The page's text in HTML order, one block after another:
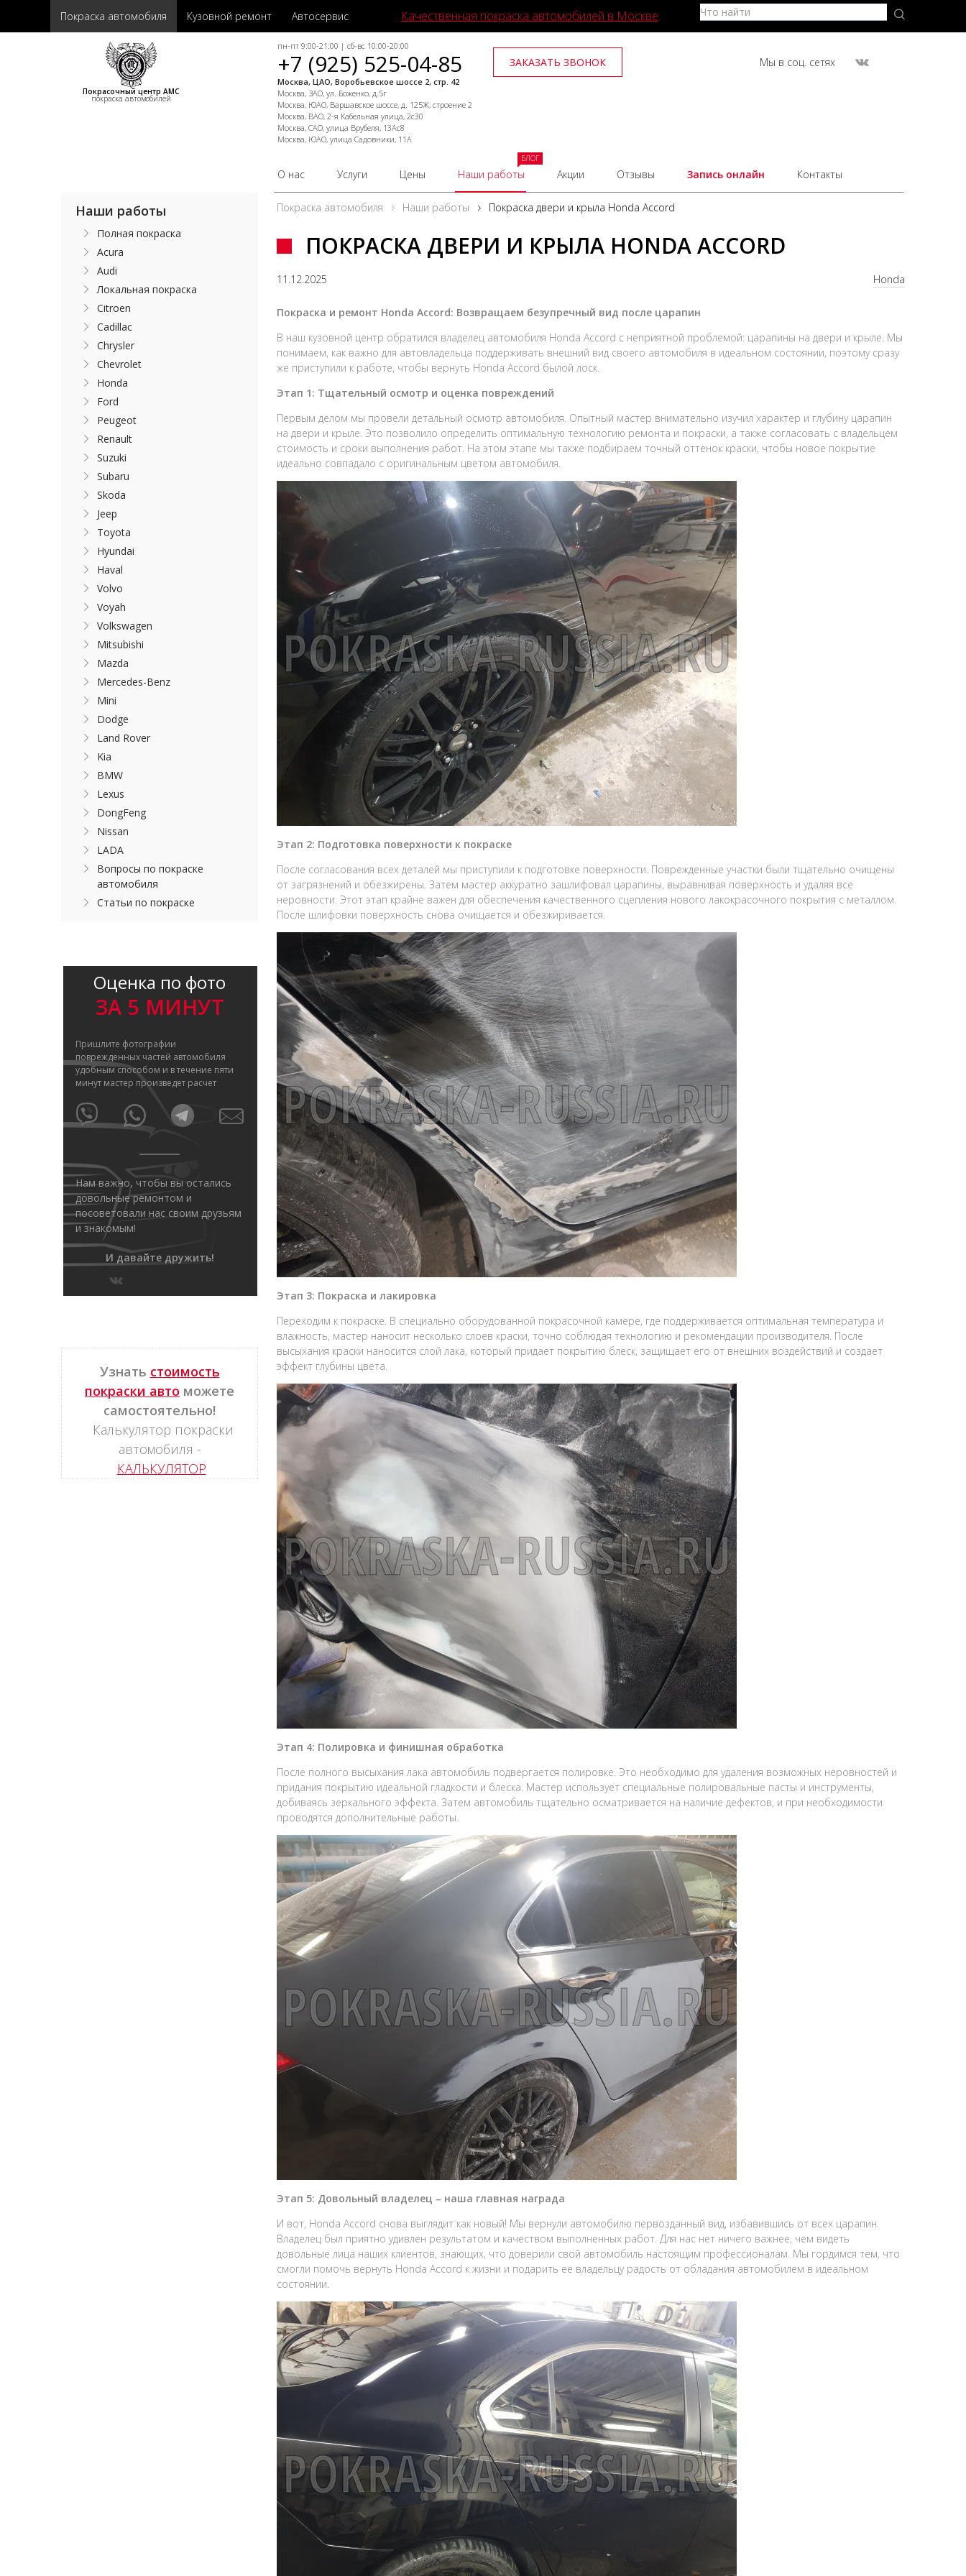
Покраска автомобиля Кузовной ремонт Автосервис Качественная покраска автомобилей в Москве
Покрасочный центр АМС
покраска автомобилей
пн-пт 9:00-21:00 | сб-вс 10:00-20:00
+7 (925) 525-04-85
Москва, ЦАО, Воробьевское шоссе 2, стр. 42
Москва, ЗАО, ул. Боженко, д.5г
Москва, ЮАО, Варшавское шоссе, д. 125Ж, строение 2
Москва, ВАО, 2-я Кабельная улица, 2с30
Москва, САО, улица Врубеля, 13Ас8
Москва, ЮАО, улица Садовники, 11А
ЗАКАЗАТЬ ЗВОНОК Мы в соц. сетях
О нас Услуги Цены Наши работы
БЛОГ
Акции Отзывы Запись онлайн Контакты
Покраска автомобиля Наши работы Покраска двери и крыла Honda Accord
ПОКРАСКА ДВЕРИ И КРЫЛА HONDA ACCORD
11.12.2025 Honda
Покраска и ремонт Honda Accord: Возвращаем безупречный вид после царапин
В наш кузовной центр обратился владелец автомобиля Honda Accord с неприятной проблемой: царапины на двери и крыле. Мы
понимаем, как важно для автовладельца поддерживать внешний вид своего автомобиля в идеальном состоянии, поэтому сразу
же приступили к работе, чтобы вернуть Honda Accord былой лоск.
Этап 1: Тщательный осмотр и оценка повреждений
Первым делом мы провели детальный осмотр автомобиля. Опытный мастер внимательно изучил характер и глубину царапин
на двери и крыле. Это позволило определить оптимальную технологию ремонта и покраски, а также согласовать с владельцем
стоимость и сроки выполнения работ. На этом этапе мы также подбираем точный оттенок краски, чтобы новое покрытие
идеально совпадало с оригинальным цветом автомобиля.
Этап 2: Подготовка поверхности к покраске
После согласования всех деталей мы приступили к подготовке поверхности. Поврежденные участки были тщательно очищены
от загрязнений и обезжирены. Затем мастер аккуратно зашлифовал царапины, выравнивая поверхность и удаляя все
неровности. Этот этап крайне важен для обеспечения качественного сцепления нового лакокрасочного покрытия с металлом.
После шлифовки поверхность снова очищается и обезжиривается.
Этап 3: Покраска и лакировка
Переходим к покраске. В специально оборудованной покрасочной камере, где поддерживается оптимальная температура и
влажность, мастер наносит несколько слоев краски, точно соблюдая технологию и рекомендации производителя. После
высыхания краски наносится слой лака, который придает покрытию блеск, защищает его от внешних воздействий и создает
эффект глубины цвета.
Этап 4: Полировка и финишная обработка
После полного высыхания лака автомобиль подвергается полировке. Это необходимо для удаления возможных неровностей и
придания покрытию идеальной гладкости и блеска. Мастер использует специальные полировальные пасты и инструменты,
добиваясь зеркального эффекта. Затем автомобиль тщательно осматривается на наличие дефектов, и при необходимости
проводятся дополнительные работы.
Этап 5: Довольный владелец – наша главная награда
И вот, Honda Accord снова выглядит как новый! Мы вернули автомобилю первозданный вид, избавившись от всех царапин.
Владелец был приятно удивлен результатом и качеством выполненных работ. Для нас нет ничего важнее, чем видеть
довольные лица наших клиентов, знающих, что доверили свой автомобиль настоящим профессионалам. Мы гордимся тем, что
смогли помочь вернуть Honda Accord к жизни и подарить ее владельцу радость от обладания автомобилем в идеальном
состоянии.
Наши работы
Полная покраска
Acura
Audi
Локальная покраска
Citroen
Cadillac
Chrysler
Chevrolet
Honda
Ford
Peugeot
Renault
Suzuki
Subaru
Skoda
Jeep
Toyota
Hyundai
Haval
Volvo
Voyah
Volkswagen
Mitsubishi
Mazda
Mercedes-Benz
Mini
Dodge
Land Rover
Kia
BMW
Lexus
DongFeng
Nissan
LADA
Вопросы по покраске
автомобиля
Статьи по покраске
Оценка по фото
ЗА 5 МИНУТ
Пришлите фотографии
поврежденных частей автомобиля
удобным способом и в течение пяти
минут мастер произведет расчет
Нам важно, чтобы вы остались
довольные ремонтом и
посоветовали нас своим друзьям
и знакомым!
И давайте дружить!
Узнать стоимость
покраски авто можете
самостоятельно!
Калькулятор покраски
автомобиля -
КАЛЬКУЛЯТОР